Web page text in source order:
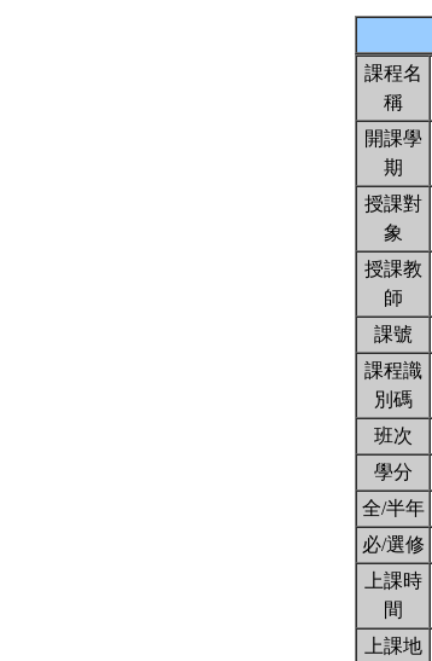
課程名
稱
開課學
期
授課對
象
授課教
師
課號
課程識
別碼
班次
學分
全/半年
必/選修
上課時
間
上課地